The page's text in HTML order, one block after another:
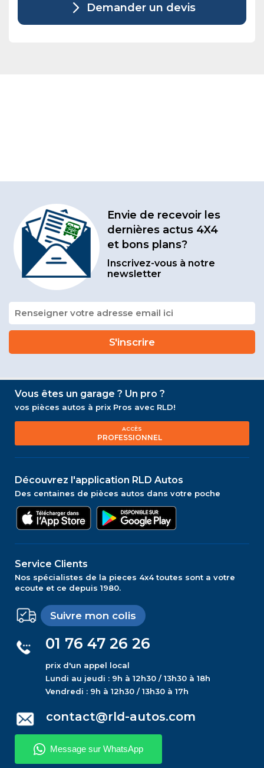
Demander un devis
Envie de recevoir les
dernières actus 4X4
et bons plans?
Inscrivez-vous à notre
newsletter
Vous êtes un garage ? Un pro ?
vos pièces autos à prix Pros avec RLD!
ACCÈS
PROFESSIONNEL
Découvrez l'application RLD Autos
Des centaines de pièces autos dans votre poche
Service Clients
Nos spécialistes de la pieces 4x4 toutes sont a votre
ecoute et ce depuis 1980.
Suivre mon colis
01 76 47 26 26
prix d'un appel local
Lundi au jeudi : 9h à 12h30 / 13h30 à 18h
Vendredi : 9h à 12h30 / 13h30 à 17h
contact@rld-autos.com